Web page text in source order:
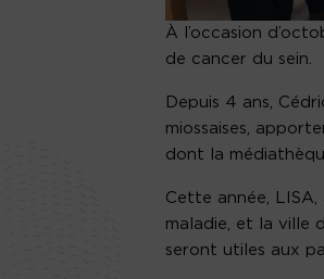
À l’occasion
de cancer du sein.
Depuis 4 ans,
miossaises,
dont la
Cette année,
maladie, et la ville
seront utiles aux